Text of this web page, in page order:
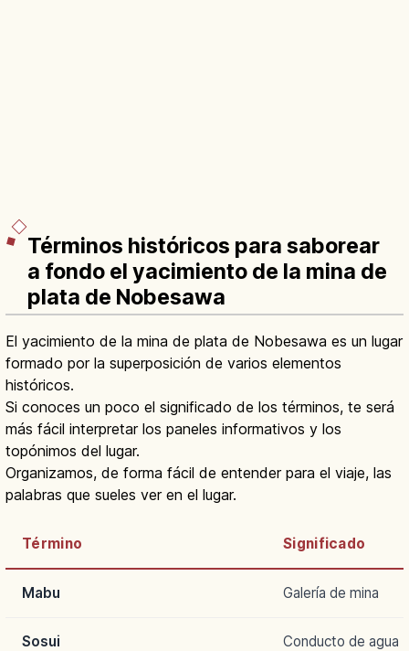
Términos históricos para saborear
a fondo el yacimiento de la mina de
plata de Nobesawa
El yacimiento de la mina de plata de Nobesawa es un lugar
formado por la superposición de varios elementos
históricos.
Si conoces un poco el significado de los términos, te será
más fácil interpretar los paneles informativos y los
topónimos del lugar.
Organizamos, de forma fácil de entender para el viaje, las
palabras que sueles ver en el lugar.
Término Significado
Mabu Galería de mina
Sosui Conducto de agua